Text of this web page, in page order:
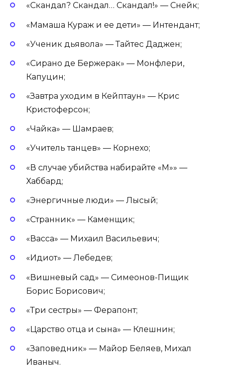
«Скандал? Скандал… Скандал!» — Снейк;
«Мамаша Кураж и ее дети» — Интендант;
«Ученик дьявола» — Тайтес Даджен;
«Сирано де Бержерак» — Монфлери,
Капуцин;
«Завтра уходим в Кейптаун» — Крис
Кристоферсон;
«Чайка» — Шамраев;
«Учитель танцев» — Корнехо;
«В случае убийства набирайте «М»» —
Хаббард;
«Энергичные люди» — Лысый;
«Странник» — Каменщик;
«Васса» — Михаил Васильевич;
«Идиот» — Лебедев;
«Вишневый сад» — Симеонов-Пищик
Борис Борисович;
«Три сестры» — Ферапонт;
«Царство отца и сына» — Клешнин;
«Заповедник» — Майор Беляев, Михал
Иваныч.